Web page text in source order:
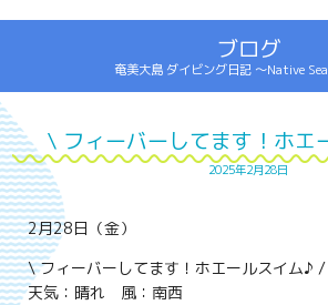
ブログ
奄美大島 ダイビング日記 ～Native
\ フィーバーしてます！ホエ
2025年2月28日
2月28日（金）
\ フィーバーしてます！ホエールスイム♪ /
天気：晴れ 風：南西